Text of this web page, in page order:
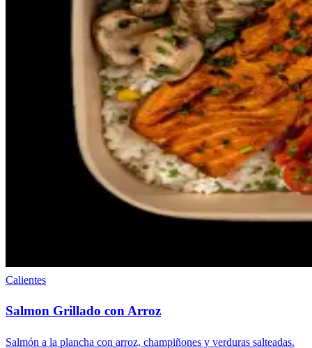
Calientes
Salmon Grillado con Arroz
Salmón a la plancha con arroz, champiñones y verduras salteadas.